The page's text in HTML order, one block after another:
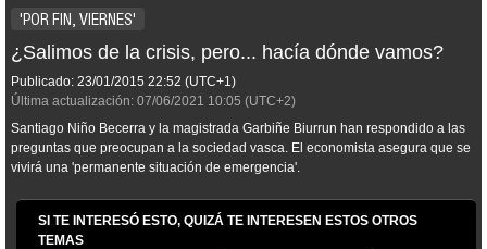
'POR FIN, VIERNES'
¿Salimos de la crisis, pero... hacía dónde vamos?
Publicado: 23/01/2015 22:52 (UTC+1)
Última actualización: 07/06/2021 10:05 (UTC+2)
Santiago Niño Becerra y la magistrada Garbiñe Biurrun han respondido a las
preguntas que preocupan a la sociedad vasca. El economista asegura que se
vivirá una 'permanente situación de emergencia'.
SI TE INTERESÓ ESTO, QUIZÁ TE INTERESEN ESTOS OTROS
TEMAS